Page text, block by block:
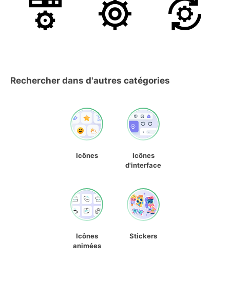
Rechercher dans d'autres catégories
Icônes
Icônes
d'interface
Icônes
animées
Stickers